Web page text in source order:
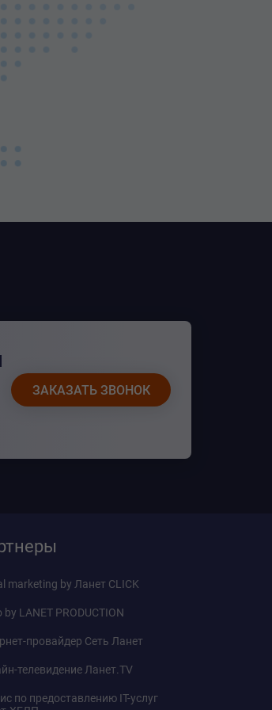
ЗАКАЗАТЬ ЗВОНОК
marketing by Ланет CLICK
by LANET PRODUCTION
провайдер Сеть Ланет
телевидение Ланет.TV
по предоставлению IT-услуг